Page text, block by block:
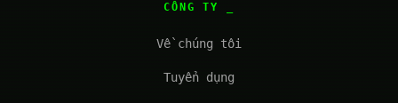
CÔNG TY
Về chúng tôi
Tuyển dụng